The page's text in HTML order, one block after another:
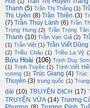
Huệ (1)
Thanh (5) Trần Thị Thắng (1)
Thị Uyên (8) Trần Thiện (3)
(7) Trần Thúy Lành (6) Trần
Trọng Hưng (2) Trần Trọng Tân
Thanh (10) Trần Vạn Giã (2)
(1) Trần Việt (1) Trần Viết Dũng
(2) Triều Châu (1) Triều La Vỹ
Bửu Hoài (106) Trịnh Duy Sơn
(1) Trịnh Tuyên (1) Trịnh Viết
vương (1) Trúc Giang (4) Trúc
Thuyên (3) trung quốc (1)
dài (10) TRUYỆN DỊCH (17)
TRUYỆN VỪA (14) Trương